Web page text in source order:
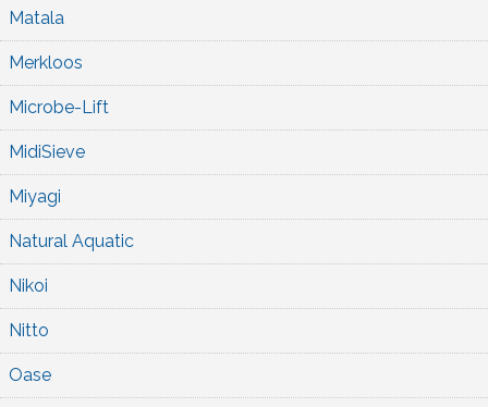
Matala
Merkloos
Microbe-Lift
MidiSieve
Miyagi
Natural Aquatic
Nikoi
Nitto
Oase